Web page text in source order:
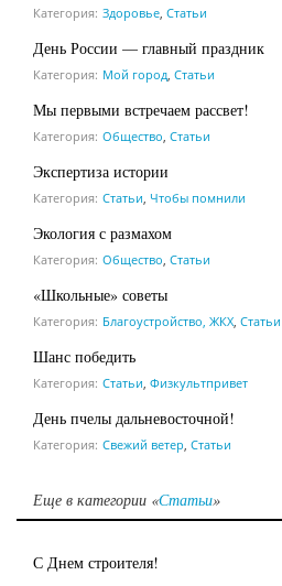
Категория: Здоровье Статьи
День России — главный праздник
Категория: Мой город Статьи
Мы первыми встречаем рассвет!
Категория: Общество Статьи
Экспертиза истории
Категория: Статьи Чтобы помнили
Экология с размахом
Категория: Общество Статьи
«Школьные» советы
Категория: Благоустройство, ЖКХ Статьи
Шанс победить
Категория: Статьи Физкультпривет
День пчелы дальневосточной!
Категория: Свежий ветер Статьи
Еще в категории «Статьи»
С Днем строителя!